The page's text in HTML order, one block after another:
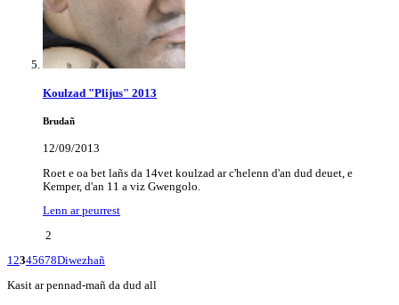
Koulzad "Plijus" 2013
Brudañ
12/09/2013
Roet e oa bet lañs da 14vet koulzad ar c'helenn d'an dud deuet, e
Kemper, d'an 11 a viz Gwengolo.
Lenn ar peurrest
2
12345678Diwezhañ
Kasit ar pennad-mañ da dud all